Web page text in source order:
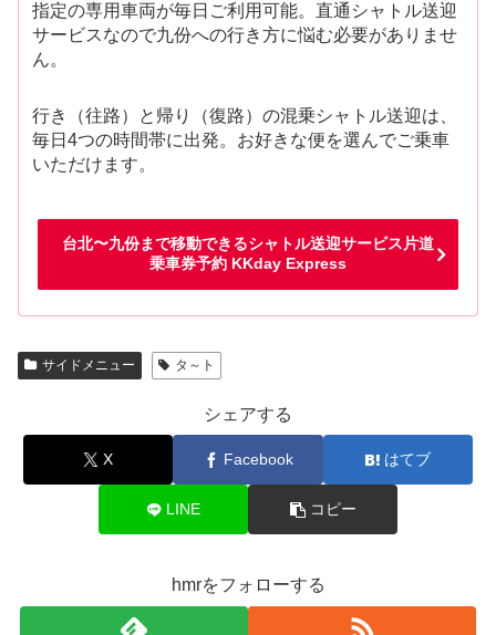
指定の専用車両が毎日ご利用可能。直通シャトル送迎
サービスなので九份への行き方に悩む必要がありませ
ん。
行き（往路）と帰り（復路）の混乗シャトル送迎は、
毎日4つの時間帯に出発。お好きな便を選んでご乗車
いただけます。
台北〜九份まで移動できるシャトル送迎サービス片道
乗車券予約 KKday Express
サイドメニュー タ～ト
シェアする
X Facebook はてブ
LINE コピー
hmrをフォローする